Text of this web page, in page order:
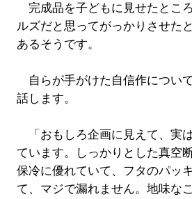
完成品を子どもに見せたとこ
ルズだと思ってがっかりさせた
あるそうです。
自らが手がけた自信作につい
話します。
「おもしろ企画に見えて、実
ています。しっかりとした真空
保冷に優れていて、フタのパッ
て、マジで漏れません。地味な